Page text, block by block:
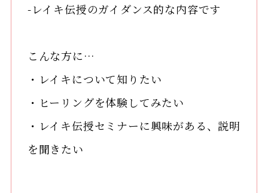
-レイキ伝授のガイダンス的な内容です
こんな方に…
・レイキについて知りたい
・ヒーリングを体験してみたい
・レイキ伝授セミナーに興味がある、説明
を聞きたい